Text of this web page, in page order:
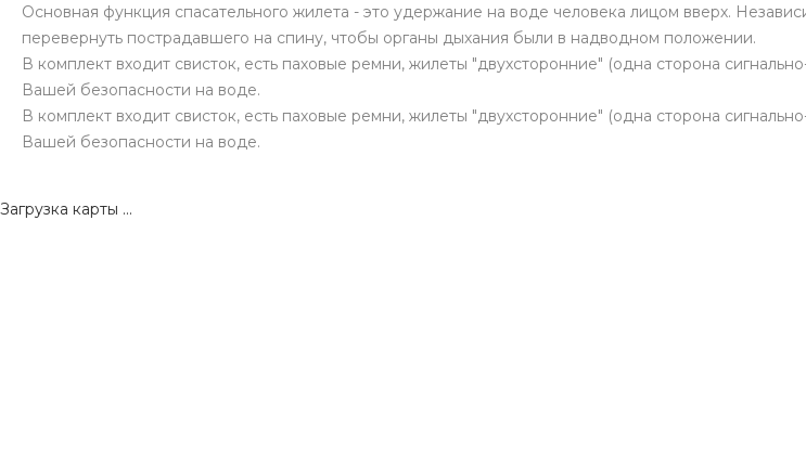
Основная функция спасательного жилета - это удержание на воде человека лицом вверх.
перевернуть пострадавшего на спину, чтобы органы дыхания были в надводном положении.
В комплект входит свисток, есть паховые ремни, жилеты "двухсторонние" (одна сторона
Вашей безопасности на воде.
В комплект входит свисток, есть паховые ремни, жилеты "двухсторонние" (одна сторона
Вашей безопасности на воде.
Загрузка карты ...